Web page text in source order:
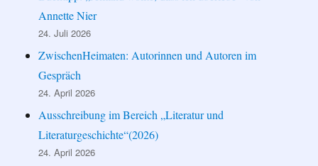
Annette Nier
24. Juli 2026
ZwischenHeimaten: Autorinnen und Autoren im
Gespräch
24. April 2026
Ausschreibung im Bereich „Literatur und
Literaturgeschichte“(2026)
24. April 2026